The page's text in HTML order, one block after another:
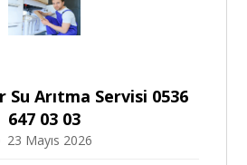
Arıtma Servisi 0536
647 03 03
23 Mayıs 2026